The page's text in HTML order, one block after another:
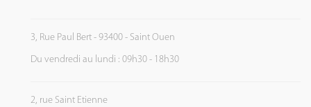
3, Rue Paul Bert - 93400 - Saint Ouen
Du vendredi au lundi : 09h30 - 18h30
2, rue Saint Etienne